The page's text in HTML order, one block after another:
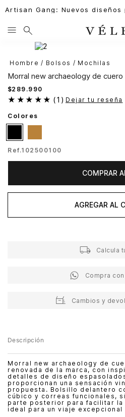
Artisan Gang: Nuevos diseños
Hombre Bolsos Mochilas
Morral new archaeology de
$289 .990
★ ★ ★ ★ ★ (1 ) Dejar tu reseña
Colores
Ref.102500100
COMPRAR
AGREGAR AL
Calcula
Compra
Cambios y
Descripción
Morral new archaeology de
renovada de la marca, con
detalles de diseño
proporcionan una sensación
propuesta. Bolsillo delantero
cúbico y correas funcionales,
parte posterior para facilitar
ideal para un viaje